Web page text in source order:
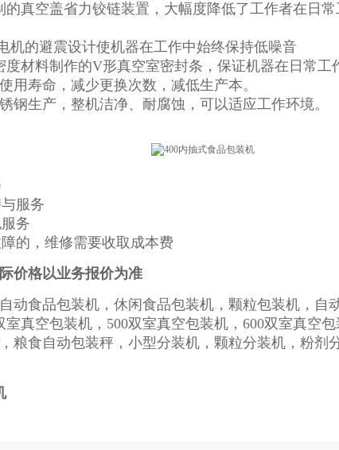
的真空盖省力铰链装置，大幅度降低了工作者在日
机的避震设计使机器在工作中始终保持低噪音
度材料制作的V形真空室密封条，保证机器在日常
用寿命，减少更换次数，减低生产本。
钢生产，整机洁净、耐腐蚀，可以适应工作环境。
服务
务
的，维修需要收取成本费
价格以业务报价为准
动食品包装机，休闲食品包装机，颗粒包装机，自
室真空包装机，500双室真空包装机，600双室真空
粮食自动包装秤，小型分装机，颗粒分装机，粉剂